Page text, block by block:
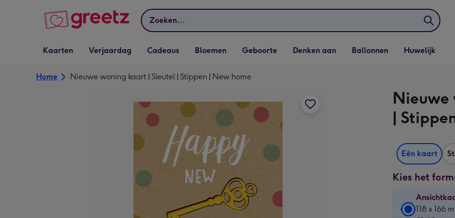
Zoeken
Vervolgkeuzelijst
Kaarten openen
Kaarten
Vervolgkeuzelijst
Verjaardag openen
Verjaardag
Vervolgkeuzelijst
Cadeaus openen
Cadeaus
Vervolgkeuzelijst
Bloemen openen
Bloemen
Vervolgkeuzelijst
Geboorte openen
Geboorte
Vervolgkeuzelijst
Denken aan openen
Denken aan
Vervolgkeuzelijst
Ballonnen openen
Ballonnen
Vervolgkeuzelijst
Huwelijk openen
Huwelijk
Home Nieuwe woning kaart | Sleutel | Stippen | New home
Nieuwe
|
Eén kaart
Kies het
118 x 166